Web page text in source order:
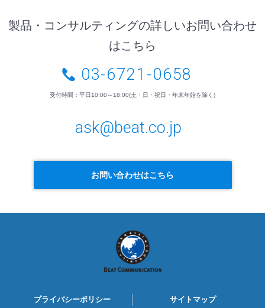
製品・コンサルティングの詳しいお問い合わせ
はこちら
03-6721-0658
受付時間：平日10:00～18:00(土・日・祝日・年末年始を除く)
ask@beat.co.jp
お問い合わせはこちら
BEAT
COMMUNICATION
プライバシーポリシー サイトマップ